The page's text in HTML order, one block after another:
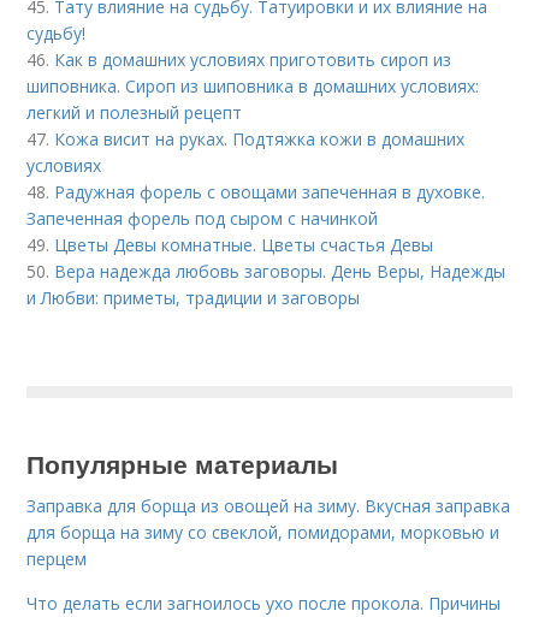
45. Тату влияние на судьбу. Татуировки и их влияние на
судьбу!
46. Как в домашних условиях приготовить сироп из
шиповника. Сироп из шиповника в домашних условиях:
легкий и полезный рецепт
47. Кожа висит на руках. Подтяжка кожи в домашних
условиях
48. Радужная форель с овощами запеченная в духовке.
Запеченная форель под сыром с начинкой
49. Цветы Девы комнатные. Цветы счастья Девы
50. Вера надежда любовь заговоры. День Веры, Надежды
и Любви: приметы, традиции и заговоры
Популярные материалы
Заправка для борща из овощей на зиму. Вкусная заправка
для борща на зиму со свеклой, помидорами, морковью и
перцем
Что делать если загноилось ухо после прокола. Причины